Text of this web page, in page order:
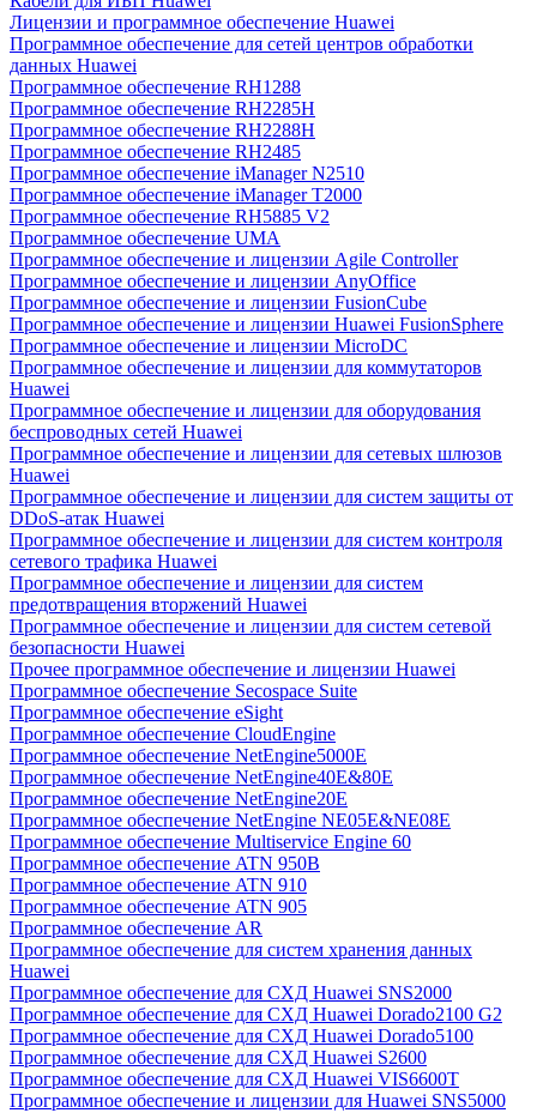
Лицензии и программное обеспечение Huawei
Программное обеспечение для сетей центров обработки
данных Huawei
Программное обеспечение RH1288
Программное обеспечение RH2285H
Программное обеспечение RH2288H
Программное обеспечение RH2485
Программное обеспечение iManager N2510
Программное обеспечение iManager T2000
Программное обеспечение RH5885 V2
Программное обеспечение UMA
Программное обеспечение и лицензии Agile Controller
Программное обеспечение и лицензии AnyOffice
Программное обеспечение и лицензии FusionCube
Программное обеспечение и лицензии Huawei FusionSphere
Программное обеспечение и лицензии MicroDC
Программное обеспечение и лицензии для коммутаторов
Huawei
Программное обеспечение и лицензии для оборудования
беспроводных сетей Huawei
Программное обеспечение и лицензии для сетевых шлюзов
Huawei
Программное обеспечение и лицензии для систем защиты от
DDoS-атак Huawei
Программное обеспечение и лицензии для систем контроля
сетевого трафика Huawei
Программное обеспечение и лицензии для систем
предотвращения вторжений Huawei
Программное обеспечение и лицензии для систем сетевой
безопасности Huawei
Прочее программное обеспечение и лицензии Huawei
Программное обеспечение Secospace Suite
Программное обеспечение eSight
Программное обеспечение CloudEngine
Программное обеспечение NetEngine5000E
Программное обеспечение NetEngine40E&80E
Программное обеспечение NetEngine20E
Программное обеспечение NetEngine NE05E&NE08E
Программное обеспечение Multiservice Engine 60
Программное обеспечение ATN 950B
Программное обеспечение ATN 910
Программное обеспечение ATN 905
Программное обеспечение AR
Программное обеспечение для систем хранения данных
Huawei
Программное обеспечение для СХД Huawei SNS2000
Программное обеспечение для СХД Huawei Dorado2100 G2
Программное обеспечение для СХД Huawei Dorado5100
Программное обеспечение для СХД Huawei S2600
Программное обеспечение для СХД Huawei VIS6600T
Программное обеспечение и лицензии для Huawei SNS5000